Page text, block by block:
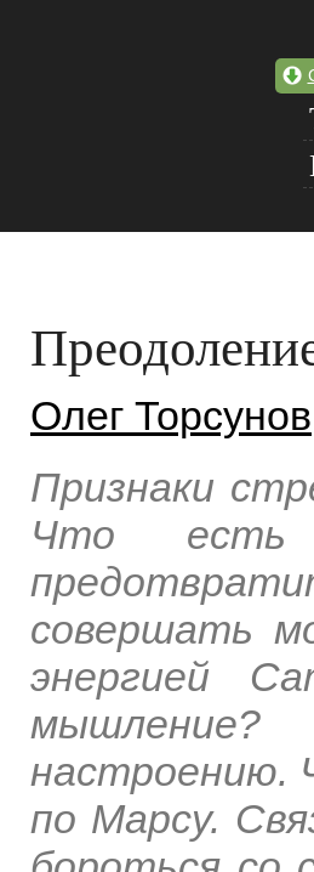
Олег Торсунов
Признаки
Что есть
совершать
энергией
настроению.
по Марсу.